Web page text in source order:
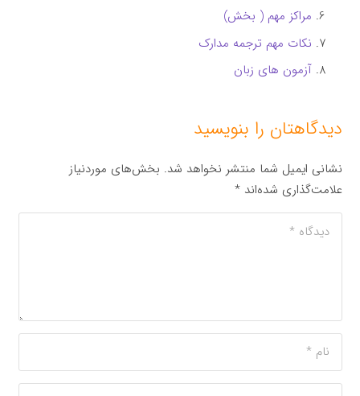
مراکز مهم ( بخش)
نکات مهم ترجمه مدارک
آزمون های زبان
دیدگاهتان را بنویسید
نشانی ایمیل شما منتشر نخواهد شد. بخش‌های موردنیاز
علامت‌گذاری شده‌اند*